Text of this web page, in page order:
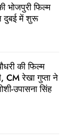
भोजपुरी फिल्म
दुबई में शुरू
की फिल्म
CM रेखा गुप्ता ने
उपासना सिंह